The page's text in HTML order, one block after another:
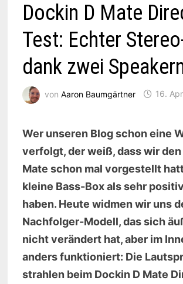
Dockin D Mate
Test: Echter
dank zwei
von Aaron Baumgärtner 16.
Wer unseren Blog schon eine
verfolgt, der weiß, dass wir den
Mate schon mal vorgestellt
kleine Bass-Box als sehr
haben. Heute widmen wir uns
Nachfolger-Modell, das sich
nicht verändert hat, aber im
anders funktioniert: Die
strahlen beim Dockin D Mate